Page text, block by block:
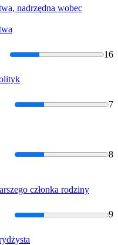
nadrzędna wobec
16
7
8
członka rodziny
9